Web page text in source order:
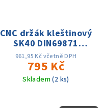
CNC držák kleštinový
SK40 DIN69871
ER16x100,D-28mm,
AD, 25 tis. otáček,
přes. 0.003
961,95 Kč včetně DPH
795 Kč
Skladem(2 ks)